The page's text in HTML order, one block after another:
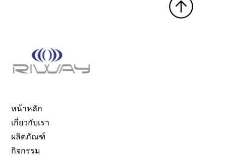
หน้าหลัก
เกี่ยวกับเรา
ผลิตภัณฑ์
กิจกรรม